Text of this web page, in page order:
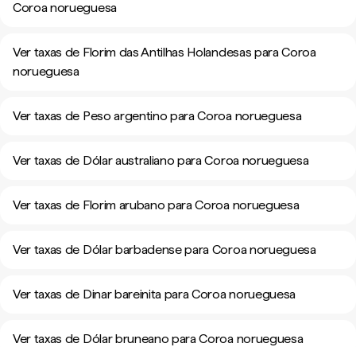
Coroa norueguesa
Ver taxas de Florim das Antilhas Holandesas para Coroa
norueguesa
Ver taxas de Peso argentino para Coroa norueguesa
Ver taxas de Dólar australiano para Coroa norueguesa
Ver taxas de Florim arubano para Coroa norueguesa
Ver taxas de Dólar barbadense para Coroa norueguesa
Ver taxas de Dinar bareinita para Coroa norueguesa
Ver taxas de Dólar bruneano para Coroa norueguesa